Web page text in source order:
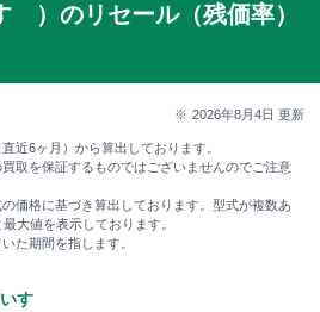
）のリセール（残価率）
2026年8月4日 更新
近6ヶ月）から算出しております。
取を保証するものではございませんのでご注意
価格に基づき算出しております。型式が複数あ
大値を表示しております。
た期間を指します。
いすゞ